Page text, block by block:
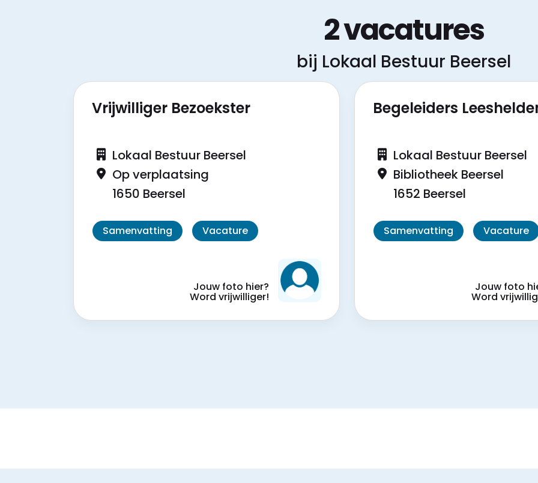
2 vacatures
bij Lokaal Bestuur Beersel
Vrijwilliger Bezoekster
Lokaal Bestuur Beersel
Op verplaatsing
1650 Beersel
Samenvatting Vacature
Jouw foto hier?
Word vrijwilliger!
Begeleiders
Lokaal Bestuur Beersel
Bibliotheek Beersel
1652 Beersel
Samenvatting Vacature
Jouw foto
Word